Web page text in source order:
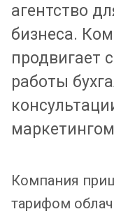
агентство
бизнеса.
продвигает
работы
Компания
тарифом